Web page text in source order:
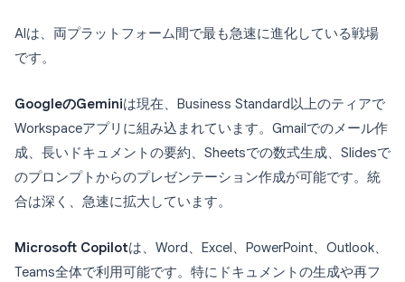
AIは、両プラットフォーム間で最も急速に進化している戦場
です。
GoogleのGeminiは現在、Business Standard以上のティアで
Workspaceアプリに組み込まれています。Gmailでのメール作
成、長いドキュメントの要約、Sheetsでの数式生成、Slidesで
のプロンプトからのプレゼンテーション作成が可能です。統
合は深く、急速に拡大しています。
Microsoft Copilotは、Word、Excel、PowerPoint、Outlook、
Teams全体で利用可能です。特にドキュメントの生成や再フ